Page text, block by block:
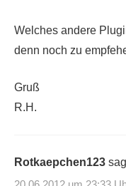
Welches andere
denn noch zu
Gruß
R.H.
Rotkaepchen123